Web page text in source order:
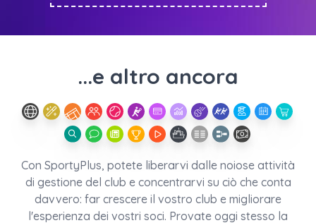
...e altro ancora
Con SportyPlus, potete liberarvi dalle noiose attività
di gestione del club e concentrarvi su ciò che conta
davvero: far crescere il vostro club e migliorare
l'esperienza dei vostri soci. Provate oggi stesso la